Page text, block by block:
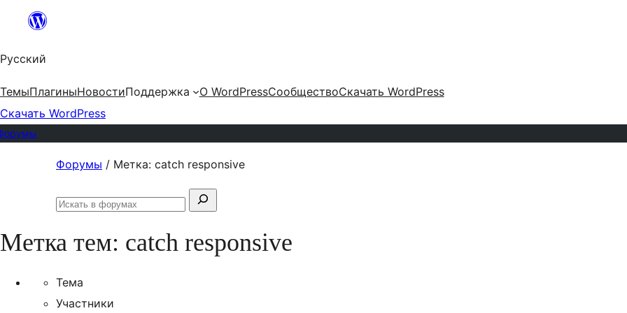
Перейти
содержимому
Русский
ТемыПлагиныНовостиПоддержка О WordPressСообществоСкачать WordPress
Скачать WordPress
содержимому
Форумы / Метка: catch responsive
Поиск:
Искать
Метка тем: catch responsive
Тема
Участники